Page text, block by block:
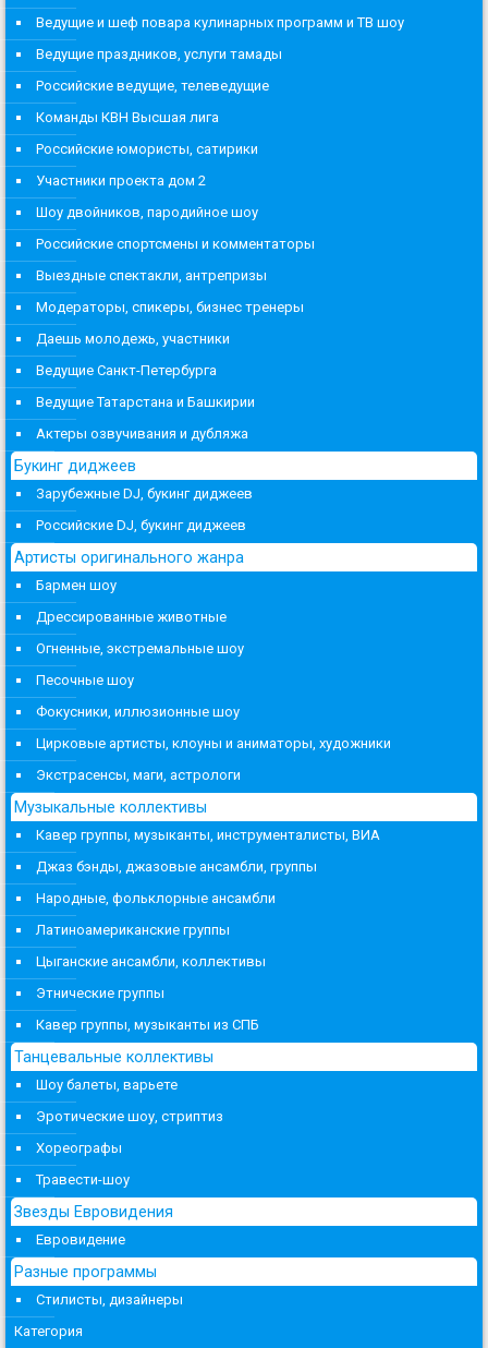
Ведущие и шеф повара кулинарных программ и ТВ шоу
Ведущие праздников, услуги тамады
Российские ведущие, телеведущие
Команды КВН Высшая лига
Российские юмористы, сатирики
Участники проекта дом 2
Шоу двойников, пародийное шоу
Российские спортсмены и комментаторы
Выездные спектакли, антрепризы
Модераторы, спикеры, бизнес тренеры
Даешь молодежь, участники
Ведущие Санкт-Петербурга
Ведущие Татарстана и Башкирии
Актеры озвучивания и дубляжа
Букинг диджеев
Зарубежные DJ, букинг диджеев
Российские DJ, букинг диджеев
Артисты оригинального жанра
Бармен шоу
Дрессированные животные
Огненные, экстремальные шоу
Песочные шоу
Фокусники, иллюзионные шоу
Цирковые артисты, клоуны и аниматоры, художники
Экстрасенсы, маги, астрологи
Музыкальные коллективы
Кавер группы, музыканты, инструменталисты, ВИА
Джаз бэнды, джазовые ансамбли, группы
Народные, фольклорные ансамбли
Латиноамериканские группы
Цыганские ансамбли, коллективы
Этнические группы
Кавер группы, музыканты из СПБ
Танцевальные коллективы
Шоу балеты, варьете
Эротические шоу, стриптиз
Хореографы
Травести-шоу
Звезды Евровидения
Евровидение
Разные программы
Стилисты, дизайнеры
Категория